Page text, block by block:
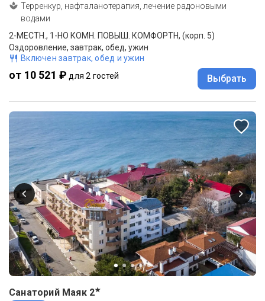
Терренкур, нафталанотерапия, лечение радоновыми
водами
2-МЕСТН., 1-НО КОМН. ПОВЫШ. КОМФОРТН, (корп. 5)
Оздоровление, завтрак, обед, ужин
Включен завтрак, обед и ужин
от 10 521 ₽ для 2 гостей Выбрать
Санаторий Маяк 2★